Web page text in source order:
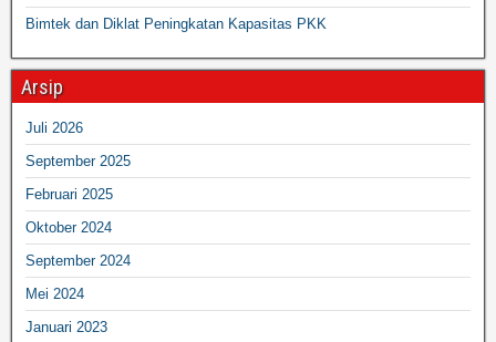
Bimtek dan Diklat Peningkatan Kapasitas PKK
Arsip
Juli 2026
September 2025
Februari 2025
Oktober 2024
September 2024
Mei 2024
Januari 2023